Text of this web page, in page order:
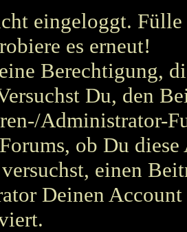
eingeloggt.
es erneut!
Berechtigung,
Du, den
Administrator-
ob Du
einen
Deinen Account